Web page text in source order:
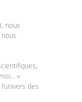
nous
»
des